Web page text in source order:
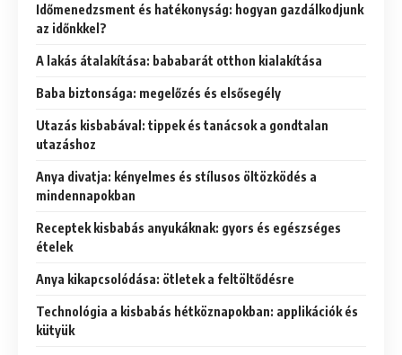
Időmenedzsment és hatékonyság: hogyan gazdálkodjunk
az időnkkel?
A lakás átalakítása: bababarát otthon kialakítása
Baba biztonsága: megelőzés és elsősegély
Utazás kisbabával: tippek és tanácsok a gondtalan
utazáshoz
Anya divatja: kényelmes és stílusos öltözködés a
mindennapokban
Receptek kisbabás anyukáknak: gyors és egészséges
ételek
Anya kikapcsolódása: ötletek a feltöltődésre
Technológia a kisbabás hétköznapokban: applikációk és
kütyük